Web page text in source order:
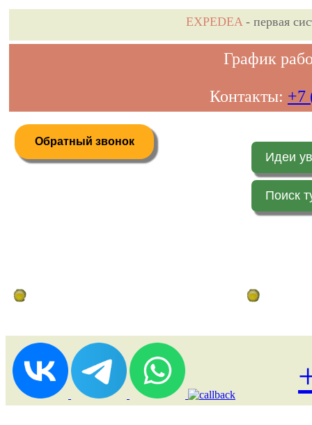
EXPEDEA- первая
График
Контакты: +7
Обратный звонок
Идеи
Поиск
Дистанционное бронирование туров